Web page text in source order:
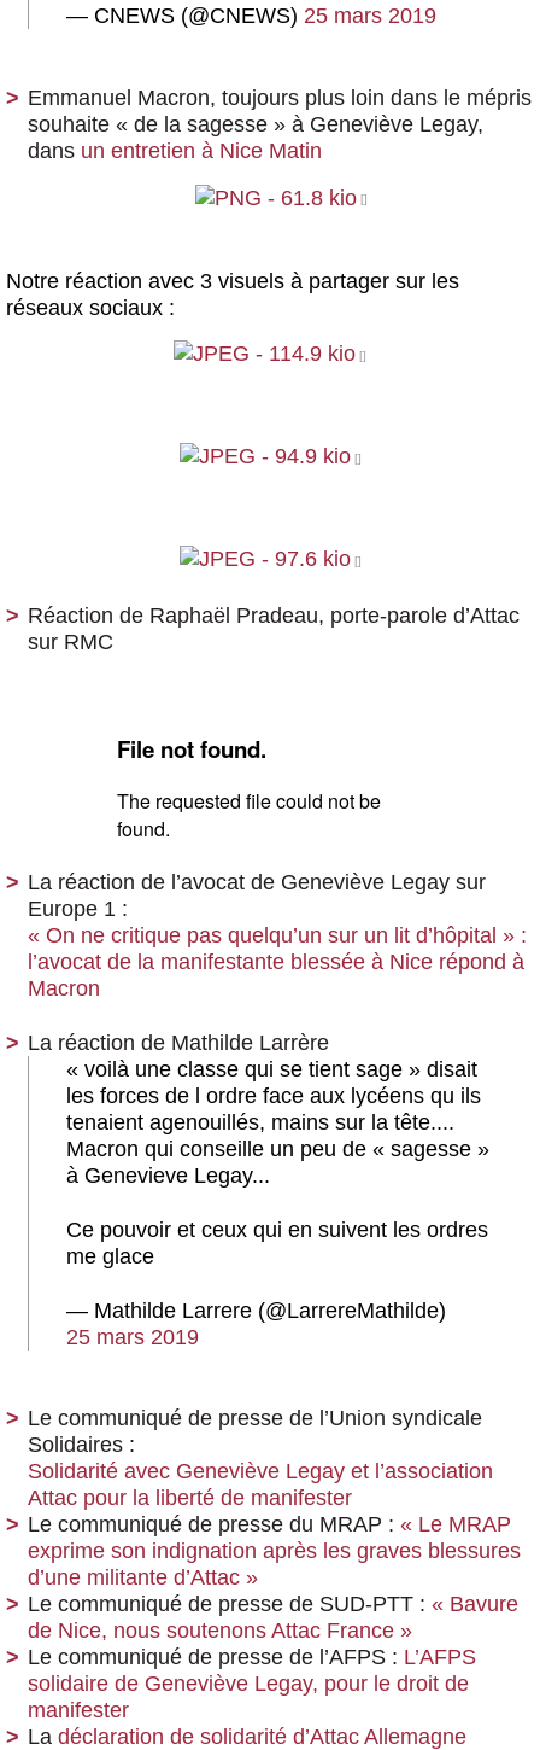
— CNEWS (@CNEWS) 25 mars 2019
Emmanuel Macron, toujours plus loin dans le mépris
souhaite « de la sagesse » à Geneviève Legay,
dans un entretien à Nice Matin
Notre réaction avec 3 visuels à partager sur les
réseaux sociaux :
Réaction de Raphaël Pradeau, porte-parole d’Attac
sur RMC
La réaction de l’avocat de Geneviève Legay sur
Europe 1 :
« On ne critique pas quelqu’un sur un lit d’hôpital » :
l’avocat de la manifestante blessée à Nice répond à
Macron
La réaction de Mathilde Larrère
« voilà une classe qui se tient sage » disait
les forces de l ordre face aux lycéens qu ils
tenaient agenouillés, mains sur la tête....
Macron qui conseille un peu de « sagesse »
à Genevieve Legay...
Ce pouvoir et ceux qui en suivent les ordres
me glace
— Mathilde Larrere (@LarrereMathilde)
25 mars 2019
Le communiqué de presse de l’Union syndicale
Solidaires :
Solidarité avec Geneviève Legay et l’association
Attac pour la liberté de manifester
Le communiqué de presse du MRAP : « Le MRAP
exprime son indignation après les graves blessures
d’une militante d’Attac »
Le communiqué de presse de SUD-PTT : « Bavure
de Nice, nous soutenons Attac France »
Le communiqué de presse de l’AFPS : L’AFPS
solidaire de Geneviève Legay, pour le droit de
manifester
La déclaration de solidarité d’Attac Allemagne